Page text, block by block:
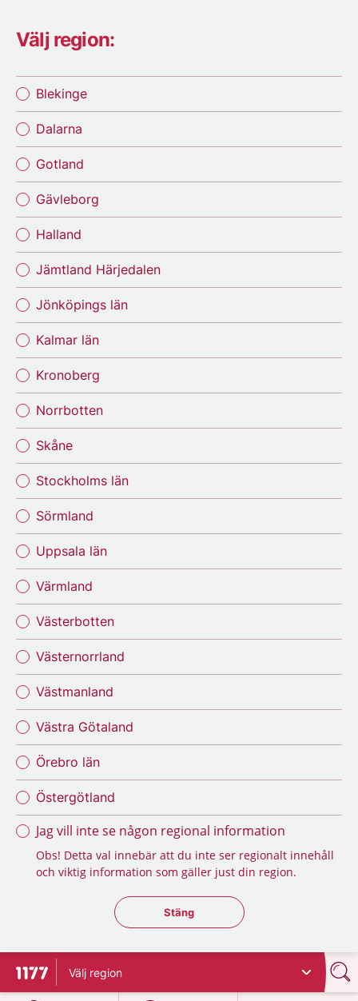
Välj region:
Blekinge
Dalarna
Gotland
Gävleborg
Halland
Jämtland Härjedalen
Jönköpings län
Kalmar län
Kronoberg
Norrbotten
Skåne
Stockholms län
Sörmland
Uppsala län
Värmland
Västerbotten
Västernorrland
Västmanland
Västra Götaland
Örebro län
Östergötland
Jag vill inte se någon regional information
Obs! Detta val innebär att du inte ser regionalt innehåll
och viktig information som gäller just din region.
Stäng regionsväljaren
Stäng
Till startsidan för 1177
Välj region
på 1177.se
på 1177.se